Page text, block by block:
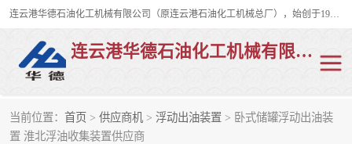
连云港华德石油化工机械有限公司（原连云港石油化工机械总厂），始创于1982年，是从事码头船用流体装卸臂、陆用流体装卸臂（鹤管）、活动梯、钢构平台、定量装车系统等全系列流体装卸设备的设计、制造、销售以及服务的专业供应商。
连云港华德石油化工机械有限公司
当前位置： 首页 > 供应商机 > 浮动出油装置 > 卧式储罐浮动出油装
置 淮北浮油收集装置供应商
陆用流体装卸臂